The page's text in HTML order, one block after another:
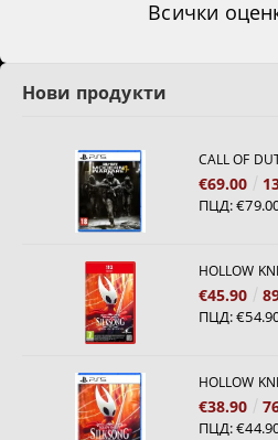
Всички
Нови продукти
€69.00
ПЦД:
€45.90
ПЦД:
HOLLOW
€38.90
ПЦД: